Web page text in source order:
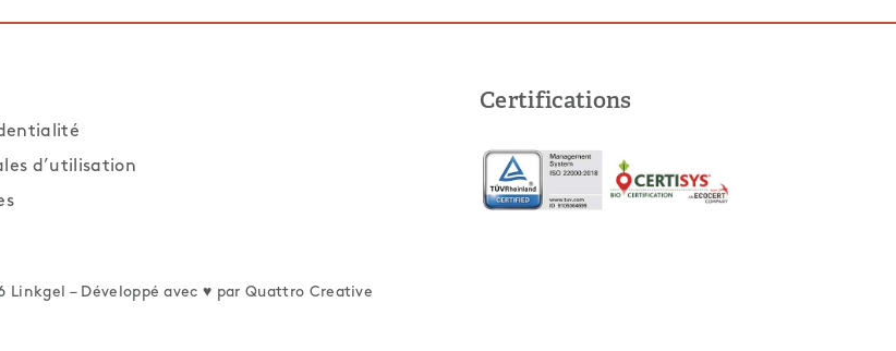
d’utilisation
Certifications
Linkgel – Développé avec ♥ parQuattro Creative